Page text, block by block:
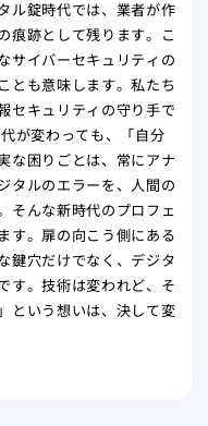
ル錠時代では、業者が作
痕跡として残ります。こ
サイバーセキュリティの
とも意味します。私たち
セキュリティの守り手で
が変わっても、「自分
な困りごとは、常にアナ
タルのエラーを、人間の
そんな新時代のプロフェ
す。扉の向こう側にある
鍵穴だけでなく、デジタ
す。技術は変われど、そ
という想いは、決して変